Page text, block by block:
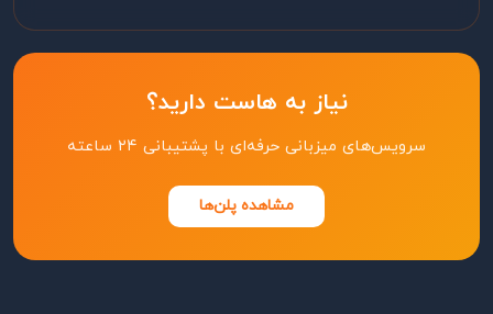
نیاز به هاست دارید؟
سرویس‌های میزبانی حرفه‌ای با پشتیبانی ۲۴ ساعته
مشاهده پلن‌ها